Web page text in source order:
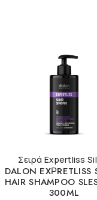
Σειρά Expertliss
DALON EXΡRETLISS
HAIR SHAMPOO
300ML